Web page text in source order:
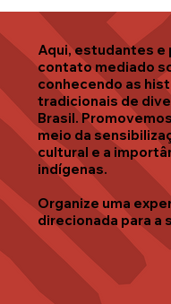
Aqui, estudantes
contato mediado
conhecendo as
tradicionais de
Brasil.
meio da
cultural e a
indígenas.
Organize uma
direcionada para a